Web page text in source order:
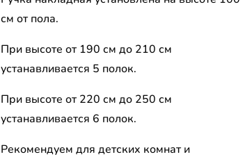
см от пола.
При высоте от 190 см до 210 см
устанавливается 5 полок.
При высоте от 220 см до 250 см
устанавливается 6 полок.
Рекомендуем для детских комнат и